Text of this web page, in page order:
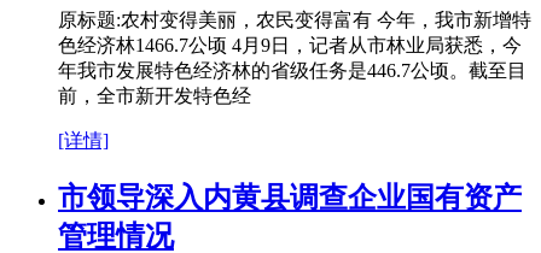
原标题:农村变得美丽，农民变得富有 今年，我市新增特
色经济林1466.7公顷 4月9日，记者从市林业局获悉，今
年我市发展特色经济林的省级任务是446.7公顷。截至目
前，全市新开发特色经
[详情]
市领导深入内黄县调查企业国有资产
管理情况